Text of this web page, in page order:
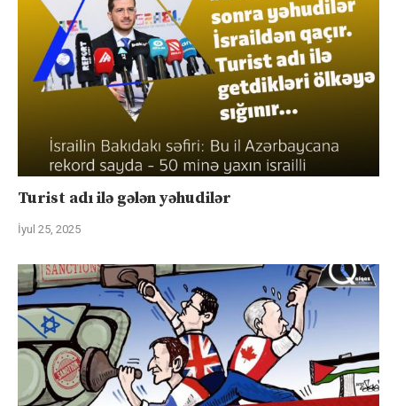
Turist adı ilə gələn yəhudilər
İyul 25, 2025